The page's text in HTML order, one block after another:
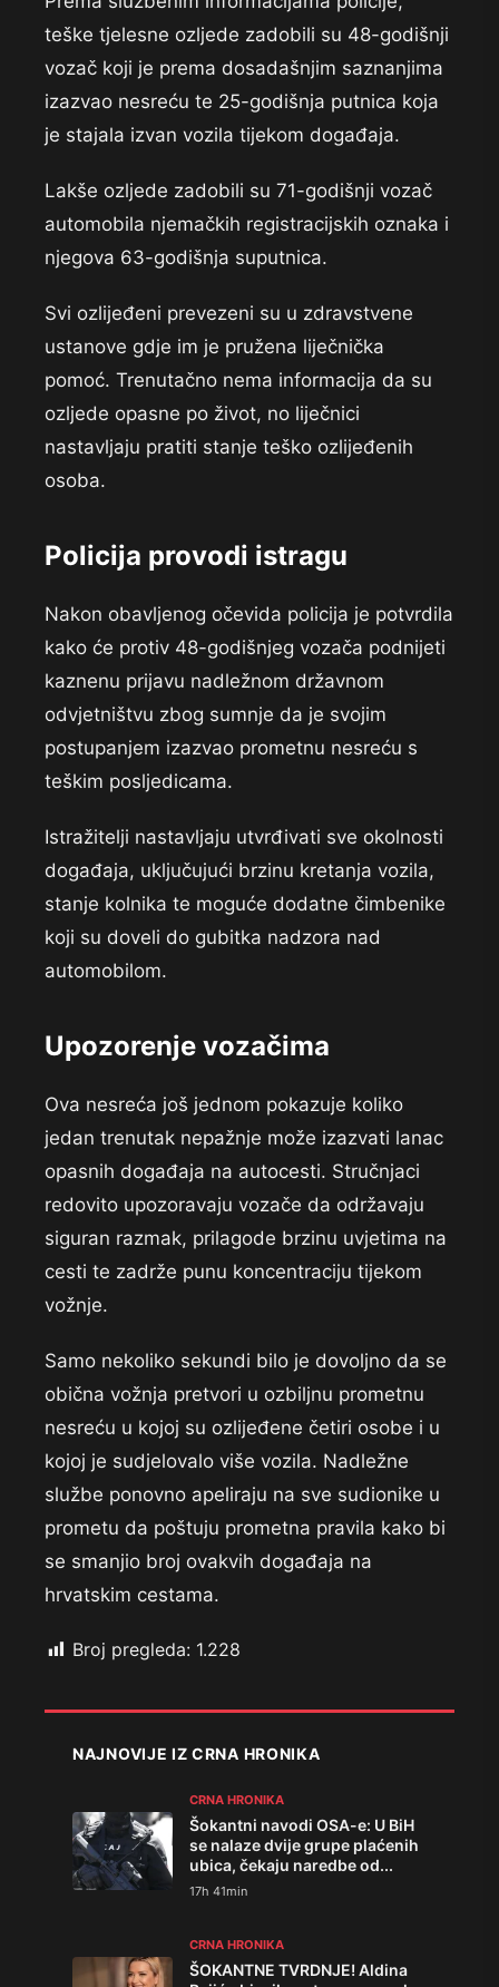
teške tjelesne ozljede zadobili su 48-godišnji
vozač koji je prema dosadašnjim saznanjima
izazvao nesreću te 25-godišnja putnica koja
je stajala izvan vozila tijekom događaja.
Lakše ozljede zadobili su 71-godišnji vozač
automobila njemačkih registracijskih oznaka i
njegova 63-godišnja suputnica.
Svi ozlijeđeni prevezeni su u zdravstvene
ustanove gdje im je pružena liječnička
pomoć. Trenutačno nema informacija da su
ozljede opasne po život, no liječnici
nastavljaju pratiti stanje teško ozlijeđenih
osoba.
Policija provodi istragu
Nakon obavljenog očevida policija je potvrdila
kako će protiv 48-godišnjeg vozača podnijeti
kaznenu prijavu nadležnom državnom
odvjetništvu zbog sumnje da je svojim
postupanjem izazvao prometnu nesreću s
teškim posljedicama.
Istražitelji nastavljaju utvrđivati sve okolnosti
događaja, uključujući brzinu kretanja vozila,
stanje kolnika te moguće dodatne čimbenike
koji su doveli do gubitka nadzora nad
automobilom.
Upozorenje vozačima
Ova nesreća još jednom pokazuje koliko
jedan trenutak nepažnje može izazvati lanac
opasnih događaja na autocesti. Stručnjaci
redovito upozoravaju vozače da održavaju
siguran razmak, prilagode brzinu uvjetima na
cesti te zadrže punu koncentraciju tijekom
vožnje.
Samo nekoliko sekundi bilo je dovoljno da se
obična vožnja pretvori u ozbiljnu prometnu
nesreću u kojoj su ozlijeđene četiri osobe i u
kojoj je sudjelovalo više vozila. Nadležne
službe ponovno apeliraju na sve sudionike u
prometu da poštuju prometna pravila kako bi
se smanjio broj ovakvih događaja na
hrvatskim cestama.
Broj pregleda: 1.228
NAJNOVIJE IZ CRNA HRONIKA
CRNA HRONIKA
Šokantni navodi OSA-e: U BiH
se nalaze dvije grupe plaćenih
ubica, čekaju naredbe od...
17h 41min
CRNA HRONIKA
ŠOKANTNE TVRDNJE! Aldina